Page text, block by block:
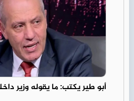
أبو طير يكتب: ما يقوله وزير